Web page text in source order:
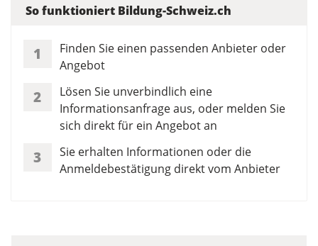
So funktioniert Bildung-Schweiz.ch
1
Finden Sie einen passenden Anbieter oder
Angebot
2
Lösen Sie unverbindlich eine
Informationsanfrage aus, oder melden Sie
sich direkt für ein Angebot an
3
Sie erhalten Informationen oder die
Anmeldebestätigung direkt vom Anbieter